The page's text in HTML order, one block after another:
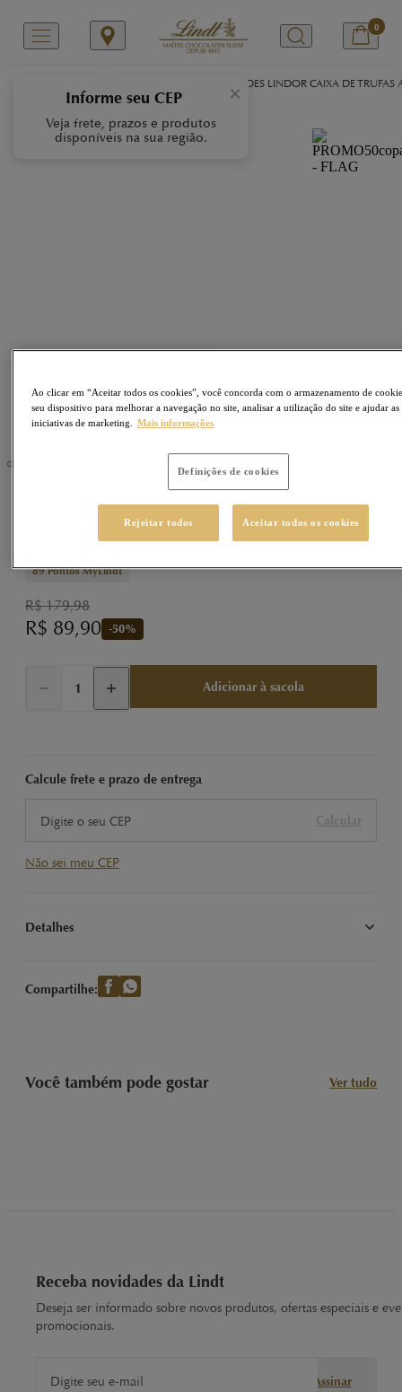
×
Informe seu CEP
Veja frete, prazos e produtos
disponíveis na sua região.
0
2 UNIDADES LINDOR CAIXA DE TRUFAS
Sku77770261
2 unidades LINDOR Caixa de Trufas ao Leite 200g
89Pontos MyLindt
R$ 179,98
R$ 89,90 -50%
Adicionar à sacola
Calcule frete e prazo de entrega
Calcular
Não sei meu CEP
Detalhes
cremoso! Compre online na LINDT
Compartilhe:
Você também pode gostar Ver tudo
Receba novidades da Lindt
Deseja ser informado sobre novos produtos, ofertas especiais e
promocionais.
Digite seu e-mail Assinar
Ao clicar em “Aceitar todos os cookies”, você concorda com o armazenamento de
seu dispositivo para melhorar a navegação no site, analisar a utilização do site e ajudar as
iniciativas de marketing.
Mais informações
Definições de cookies
Rejeitar todos Aceitar todos os cookies